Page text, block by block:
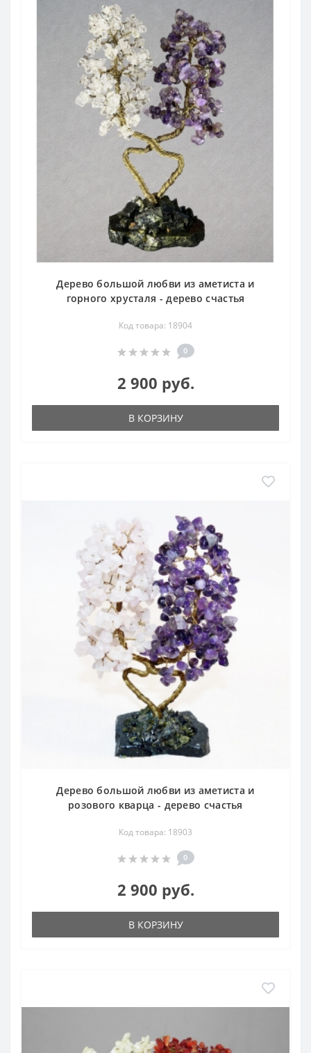
Дерево большой любви из аметиста и
горного хрусталя - дерево счастья
Код товара: 18904
0
2 900 руб.
В КОРЗИНУ
Дерево большой любви из аметиста и
розового кварца - дерево счастья
Код товара: 18903
0
2 900 руб.
В КОРЗИНУ